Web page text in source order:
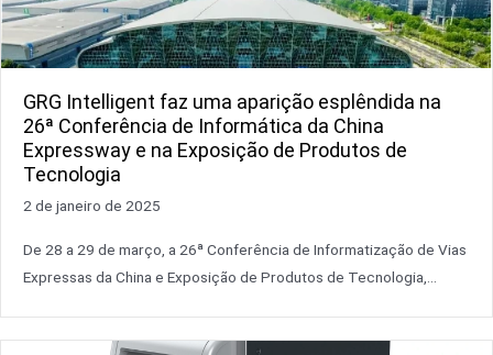
GRG Intelligent faz uma aparição esplêndida na
26ª Conferência de Informática da China
Expressway e na Exposição de Produtos de
Tecnologia
2 de janeiro de 2025
De 28 a 29 de março, a 26ª Conferência de Informatização de Vias
Expressas da China e Exposição de Produtos de Tecnologia,...